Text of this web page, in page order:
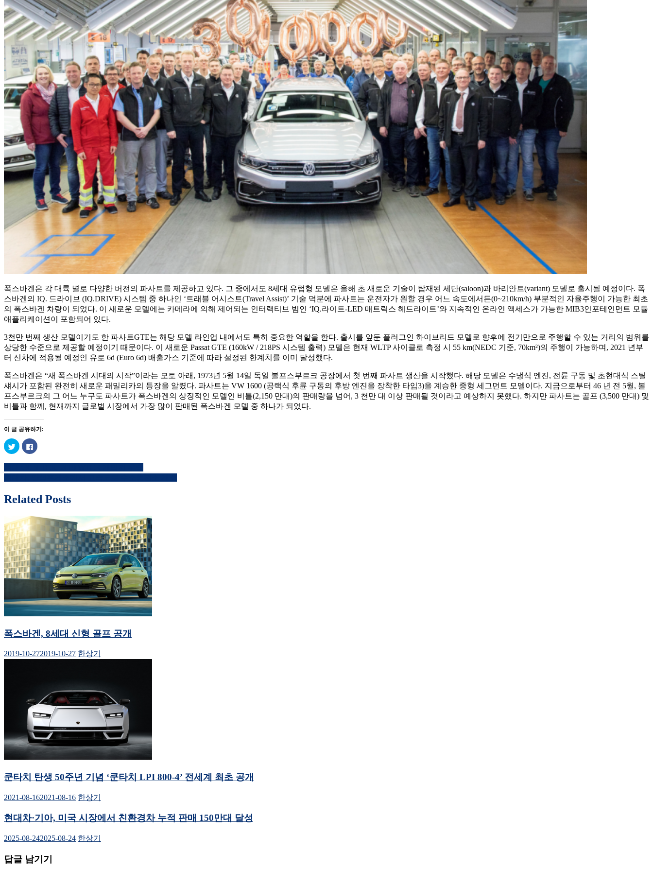
로
벌
누
적
생
산
3
천
만
대
폭스바겐은 각 대륙 별로 다양한 버전의 파사트를 제공하고 있다. 그 중에서도 8세대 유럽형 모델은 올해 초 새로운 기술이 탑재된 세단(saloon)과 바리안트(variant) 모델로 출시될 예정이다. 폭
스바겐의 IQ. 드라이브 (IQ.DRIVE) 시스템 중 하나인 ‘트래블 어시스트(Travel Assist)’ 기술 덕분에 파사트는 운전자가 원할 경우 어느 속도에서든(0~210km/h) 부분적인 자율주행이 가능한 최초
의 폭스바겐 차량이 되었다. 이 새로운 모델에는 카메라에 의해 제어되는 인터랙티브 빔인 ‘IQ.라이트-LED 매트릭스 헤드라이트’와 지속적인 온라인 액세스가 가능한 MIB3인포테인먼트 모듈
애플리케이션이 포함되어 있다.
3천만 번째 생산 모델이기도 한 파사트GTE는 해당 모델 라인업 내에서도 특히 중요한 역할을 한다. 출시를 앞둔 플러그인 하이브리드 모델로 향후에 전기만으로 주행할 수 있는 거리의 범위를
상당한 수준으로 제공할 예정이기 때문이다. 이 새로운 Passat GTE (160kW / 218PS 시스템 출력) 모델은 현재 WLTP 사이클로 측정 시 55 km(NEDC 기준, 70km²)의 주행이 가능하며, 2021 년부
터 신차에 적용될 예정인 유로 6d (Euro 6d) 배출가스 기준에 따라 설정된 한계치를 이미 달성했다.
폭스바겐은 “새 폭스바겐 시대의 시작”이라는 모토 아래, 1973년 5월 14일 독일 볼프스부르크 공장에서 첫 번째 파사트 생산을 시작했다. 해당 모델은 수냉식 엔진, 전륜 구동 및 초현대식 스틸
섀시가 포함된 완전히 새로운 패밀리카의 등장을 알렸다. 파사트는 VW 1600 (공랙식 후륜 구동의 후방 엔진을 장착한 타입3)을 계승한 중형 세그먼트 모델이다. 지금으로부터 46 년 전 5월, 볼
프스부르크의 그 어느 누구도 파사트가 폭스바겐의 상징적인 모델인 비틀(2,150 만대)의 판매량을 넘어, 3 천만 대 이상 판매될 것이라고 예상하지 못했다. 하지만 파사트는 골프 (3,500 만대) 및
비틀과 함께, 현재까지 글로벌 시장에서 가장 많이 판매된 폭스바겐 모델 중 하나가 되었다.
이 글 공유하기:
트
위
로
유
창
에
림)
페
이
북
공
면
클
하
세
요.
(새
창
에
서
열
림)
글
내
비
이
션
Related Posts
폭스바겐, 8세대 신형 골프 공개
2019-10-272019-10-27 한상기
쿤타치 탄생 50주년 기념 ‘쿤타치 LPI 800-4’ 전세계 최초 공개
2021-08-162021-08-16 한상기
현대차·기아, 미국 시장에서 친환경차 누적 판매 150만대 달성
2025-08-242025-08-24 한상기
답글 남기기